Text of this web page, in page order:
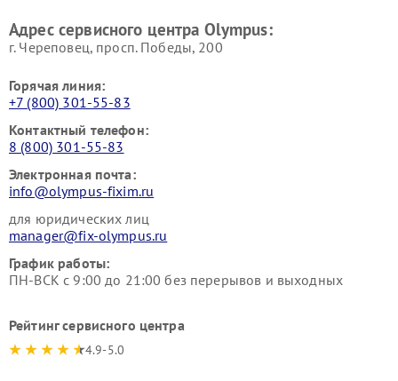
Адрес сервисного центра Olympus:
г. Череповец, просп. Победы, 200
Горячая линия:
+7 (800) 301-55-83
Контактный телефон:
8 (800) 301-55-83
Электронная почта:
info@olympus-fixim.ru
для юридических лиц
manager@fix-olympus.ru
График работы:
ПН-ВСК с 9:00 до 21:00 без перерывов и выходных
Рейтинг сервисного центра
4.9-5.0